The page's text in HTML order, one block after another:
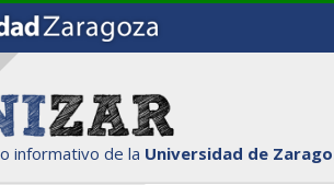
informativo de la Universidad de